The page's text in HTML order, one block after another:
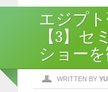
エジプ
【3】
ショー
WRITTEN BY